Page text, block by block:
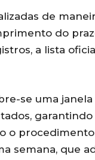
de
do
a lista
se uma
o
semana, que